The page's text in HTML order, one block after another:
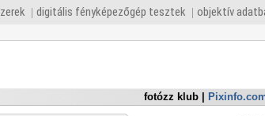
digitális fényképezőgép tesztek objektív
fotózz klub